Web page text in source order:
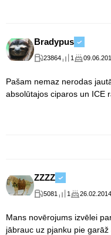
Bradypus
23864 1
Pašam nemaz nerodas
absolūtajos ciparos un ICE
ZZZZ
5081 1 26.02.2014
Mans novērojums izvēlei
jābrauc uz pjanku pie